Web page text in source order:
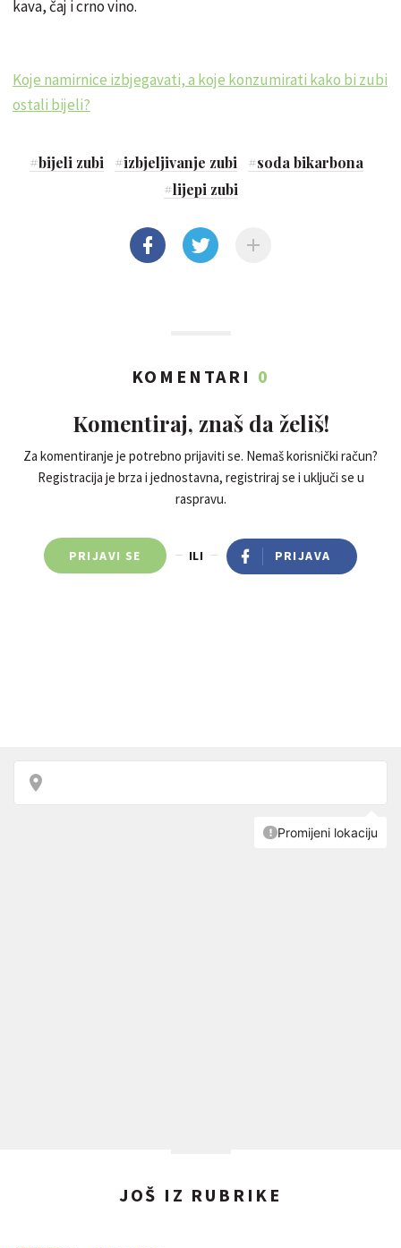
kava, čaj i crno vino.
Koje namirnice izbjegavati, a koje konzumirati kako bi zubi
ostali bijeli?
#bijeli zubi #izbjeljivanje zubi #soda bikarbona
#lijepi zubi
KOMENTARI 0
Komentiraj, znaš da želiš!
Za komentiranje je potrebno prijaviti se. Nemaš korisnički račun?
Registracija je brza i jednostavna, registriraj se i uključi se u
raspravu.
PRIJAVI SE ILI PRIJAVA
JOŠ IZ RUBRIKE